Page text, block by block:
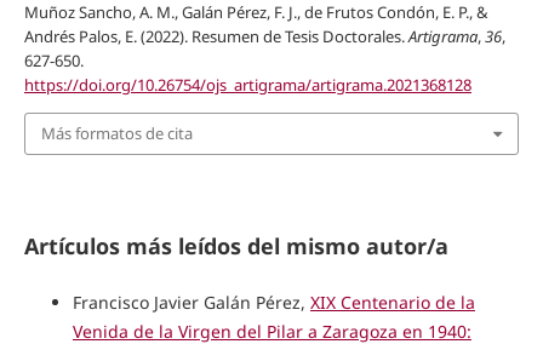
Muñoz Sancho, A. M., Galán Pérez, F. J., de Frutos Condón, E. P., &
Andrés Palos, E. (2022). Resumen de Tesis Doctorales.Artigrama,36,
627-650.
https://doi.org/10.26754/ojs_artigrama/artigrama.2021368128
Más formatos de cita
Artículos más leídos del mismo autor/a
Francisco Javier Galán Pérez, XIX Centenario de la
Venida de la Virgen del Pilar a Zaragoza en 1940: